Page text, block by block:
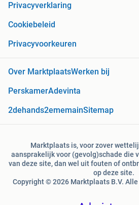
Privacyverklaring
Cookiebeleid
Privacyvoorkeuren
Over MarktplaatsWerken bij
PerskamerAdevinta
2dehands2ememainSitemap
Marktplaats is, voor zover
aansprakelijk voor (gevolg)schade die
van deze site, dan wel uit fouten of
op deze site.
Copyright © 2026 Marktplaats B.V.